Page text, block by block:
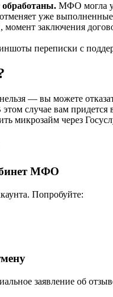
обработаны. МФО могла
уже
, момент заключения
переписки с
— вы можете
случае вам
микрозайм через
МФО
Попробуйте:
заявление об